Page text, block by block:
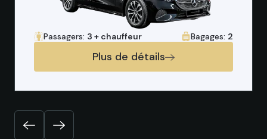
Passagers: 3 + chauffeur Bagages: 2
Plus de détails
PrécédentSuivant